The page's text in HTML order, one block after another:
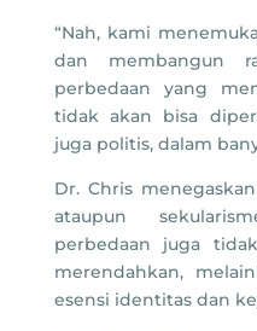
“Nah, kami
dan membangun
perbedaan yang
tidak akan bisa
juga politis, dalam
Dr. Chris
ataupun
perbedaan juga
merendahkan,
esensi identitas dan